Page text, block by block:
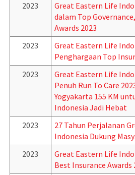
2023
Great Eastern Life
dalam Top
Awards 2023
2023
Great Eastern Life
Penghargaan Top
2023
Great Eastern Life
Penuh Run To Care
Yogyakarta 155 KM
Indonesia Jadi Hebat
2023
27 Tahun Perjalanan
Indonesia Dukung
2023
Great Eastern Life
Best Insurance Awards